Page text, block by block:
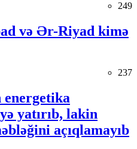
249
və Ər-Riyad kimə
237
energetika
yatırıb, lakin
açıqlamayıb